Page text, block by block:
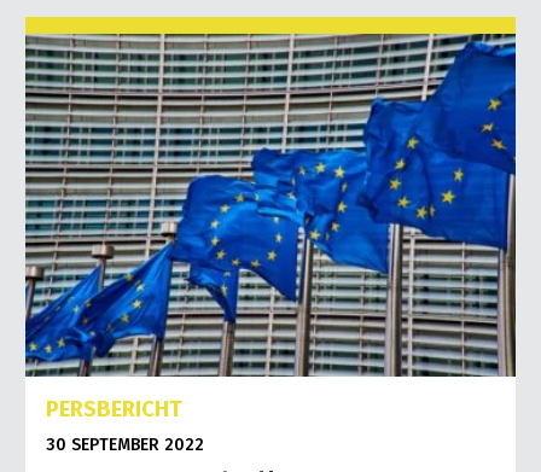
PERSBERICHT
30 SEPTEMBER 2022